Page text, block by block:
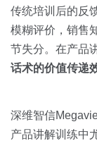
传统培训后的反
模糊评价，销售
节失分。在产品
话术的价值传递
深维智信
产品讲解训练中